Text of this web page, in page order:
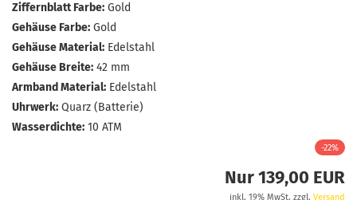
Ziffernblatt Farbe: Gold
Gehäuse Farbe: Gold
Gehäuse Material: Edelstahl
Gehäuse Breite: 42 mm
Armband Material: Edelstahl
Uhrwerk: Quarz (Batterie)
Wasserdichte: 10 ATM
-22%
Nur 139,00 EUR
inkl. 19% MwSt. zzgl. Versand